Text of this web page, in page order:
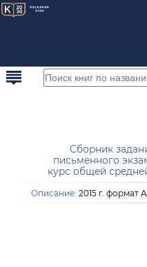
Сборник
письменного
курс общей
Описание: 2015 г. формат